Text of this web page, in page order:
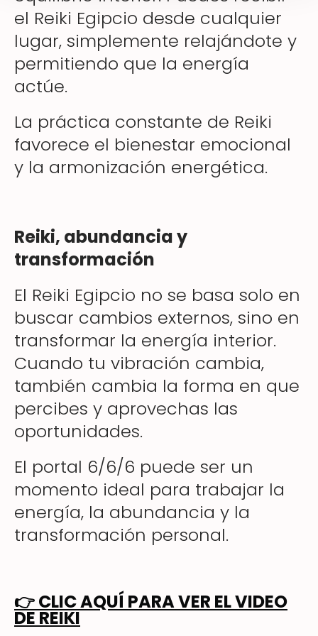
el Reiki Egipcio desde cualquier
lugar, simplemente relajándote y
permitiendo que la energía
actúe.
La práctica constante de Reiki
favorece el bienestar emocional
y la armonización energética.
Reiki, abundancia y
transformación
El Reiki Egipcio no se basa solo en
buscar cambios externos, sino en
transformar la energía interior.
Cuando tu vibración cambia,
también cambia la forma en que
percibes y aprovechas las
oportunidades.
El portal 6/6/6 puede ser un
momento ideal para trabajar la
energía, la abundancia y la
transformación personal.
👉CLIC AQUÍ PARA VER EL VIDEO
DE REIKI